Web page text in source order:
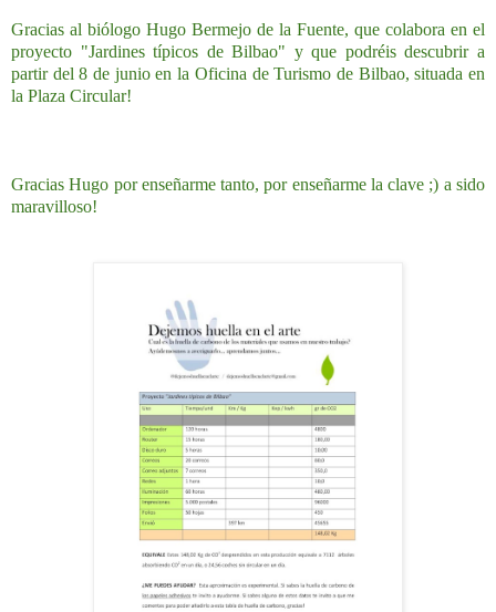
Gracias al biólogo Hugo Bermejo de la Fuente, que colabora en el
proyecto "Jardines típicos de Bilbao" y que podréis descubrir a
partir del 8 de junio en la Oficina de Turismo de Bilbao, situada en
la Plaza Circular!
Gracias Hugo por enseñarme tanto, por enseñarme la clave ;) a sido
maravilloso!